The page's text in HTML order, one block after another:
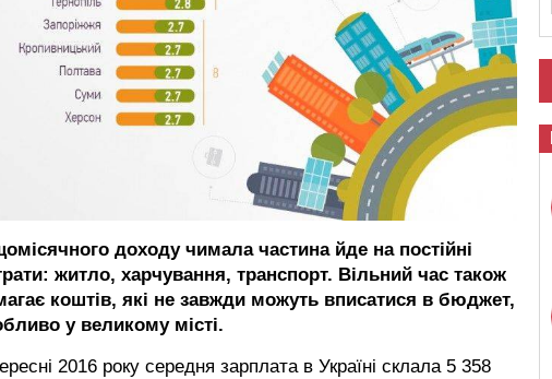
доходу чимала частина йде на постійні
житло, харчування, транспорт. Вільний час також
коштів, які не завжди можуть вписатися в бюджет,
у великому місті.
2016 року середня зарплата в Україні склала 5 358